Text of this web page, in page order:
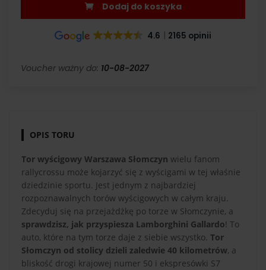
Dodaj do koszyka
4.6 2165 opinii
Voucher ważny do: 10-08-2027
OPIS TORU
Tor wyścigowy Warszawa Słomczyn wielu fanom
rallycrossu może kojarzyć się z wyścigami w tej właśnie
dziedzinie sportu. Jest jednym z najbardziej
rozpoznawalnych torów wyścigowych w całym kraju.
Zdecyduj się na przejażdżkę po torze w Słomczynie, a
sprawdzisz, jak przyspiesza Lamborghini Gallardo! To
auto, które na tym torze daje z siebie wszystko. Tor
Słomczyn od stolicy dzieli zaledwie 40 kilometrów, a
bliskość drogi krajowej numer 50 i ekspresówki S7